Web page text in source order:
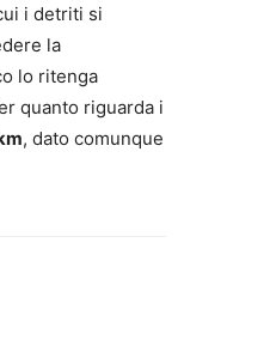
i detriti si
la
lo ritenga
quanto riguarda i
, dato comunque